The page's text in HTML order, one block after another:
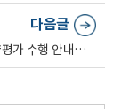
다음글
개인정보 영향평가 수행 안내서(2020.12.개정)